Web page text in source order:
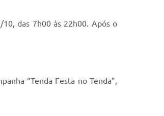
das 7h00 às 22h00. Após o
“Tenda Festa no Tenda”,